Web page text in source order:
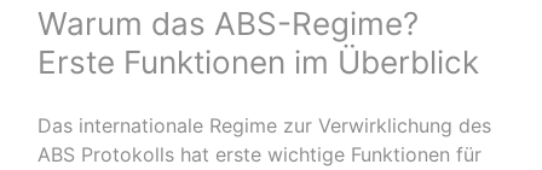
Warum das ABS-Regime?
Erste Funktionen im Überblick
Das internationale Regime zur Verwirklichung des
ABS Protokolls hat erste wichtige Funktionen für